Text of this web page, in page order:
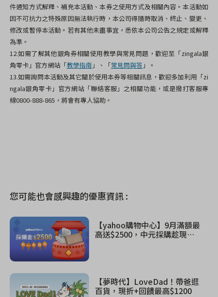
件通知方式解釋、補充本活動、本券之使用方式及相關內容。本活動如
因不可抗力之特殊原因無法執行時，本公司得隨時取消、終止、變更、
修改或暫停本活動。若有其他未盡事宜，悉依本公司公告之規定或解釋
為準。
12.如需了解其他銀角券相關使用教學與常見問題，歡迎至「zingala銀
角零卡」官方網站「教學指南 」、「常見問與答 」。
13.如需詢問本活動及其它關於使用本券等相關訊息，歡迎多加利用「zi
ngala銀角零卡」官方網站「聯絡客服」之相關功能，或是撥打客服專
線0800-888-865，將會有專人協助。
您可能也會感興趣的優惠資訊 :
【yahoo購物中心】9月滿額最
高送$2500，中元採購趁現
【夢時代】LoveDad！帶爸逛
百貨，現折+回饋最高$1200